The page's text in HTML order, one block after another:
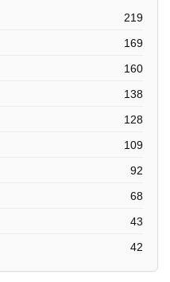
219
169
160
138
128
109
92
68
43
42